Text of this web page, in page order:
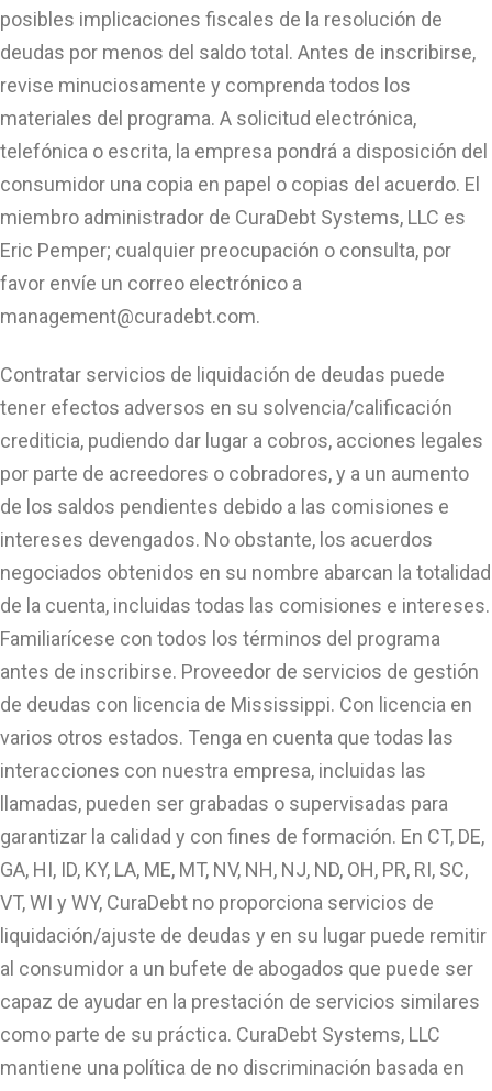
posibles implicaciones fiscales de la resolución de
deudas por menos del saldo total. Antes de inscribirse,
revise minuciosamente y comprenda todos los
materiales del programa. A solicitud electrónica,
telefónica o escrita, la empresa pondrá a disposición del
consumidor una copia en papel o copias del acuerdo. El
miembro administrador de CuraDebt Systems, LLC es
Eric Pemper; cualquier preocupación o consulta, por
favor envíe un correo electrónico a
management@curadebt.com.
Contratar servicios de liquidación de deudas puede
tener efectos adversos en su solvencia/calificación
crediticia, pudiendo dar lugar a cobros, acciones legales
por parte de acreedores o cobradores, y a un aumento
de los saldos pendientes debido a las comisiones e
intereses devengados. No obstante, los acuerdos
negociados obtenidos en su nombre abarcan la totalidad
de la cuenta, incluidas todas las comisiones e intereses.
Familiarícese con todos los términos del programa
antes de inscribirse. Proveedor de servicios de gestión
de deudas con licencia de Mississippi. Con licencia en
varios otros estados. Tenga en cuenta que todas las
interacciones con nuestra empresa, incluidas las
llamadas, pueden ser grabadas o supervisadas para
garantizar la calidad y con fines de formación. En CT, DE,
GA, HI, ID, KY, LA, ME, MT, NV, NH, NJ, ND, OH, PR, RI, SC,
VT, WI y WY, CuraDebt no proporciona servicios de
liquidación/ajuste de deudas y en su lugar puede remitir
al consumidor a un bufete de abogados que puede ser
capaz de ayudar en la prestación de servicios similares
como parte de su práctica. CuraDebt Systems, LLC
mantiene una política de no discriminación basada en